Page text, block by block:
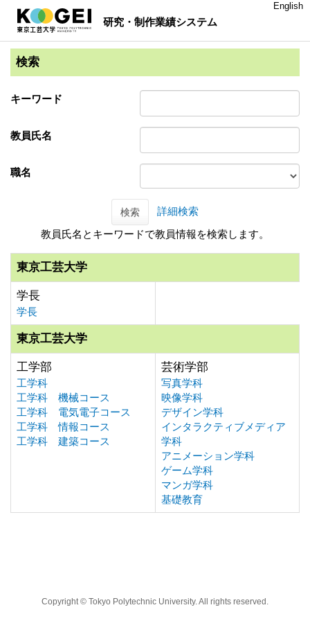
研究・制作業績システム
English
検索
キーワード
教員氏名
職名
検索
詳細検索
教員氏名とキーワードで教員情報を検索します。
東京工芸大学
学長
学長
東京工芸大学
工学部
工学科
工学科 機械コース
工学科 電気電子コース
工学科 情報コース
工学科 建築コース
芸術学部
写真学科
映像学科
デザイン学科
インタラクティブメディア
学科
アニメーション学科
ゲーム学科
マンガ学科
基礎教育
Copyright © Tokyo Polytechnic University. All rights reserved.